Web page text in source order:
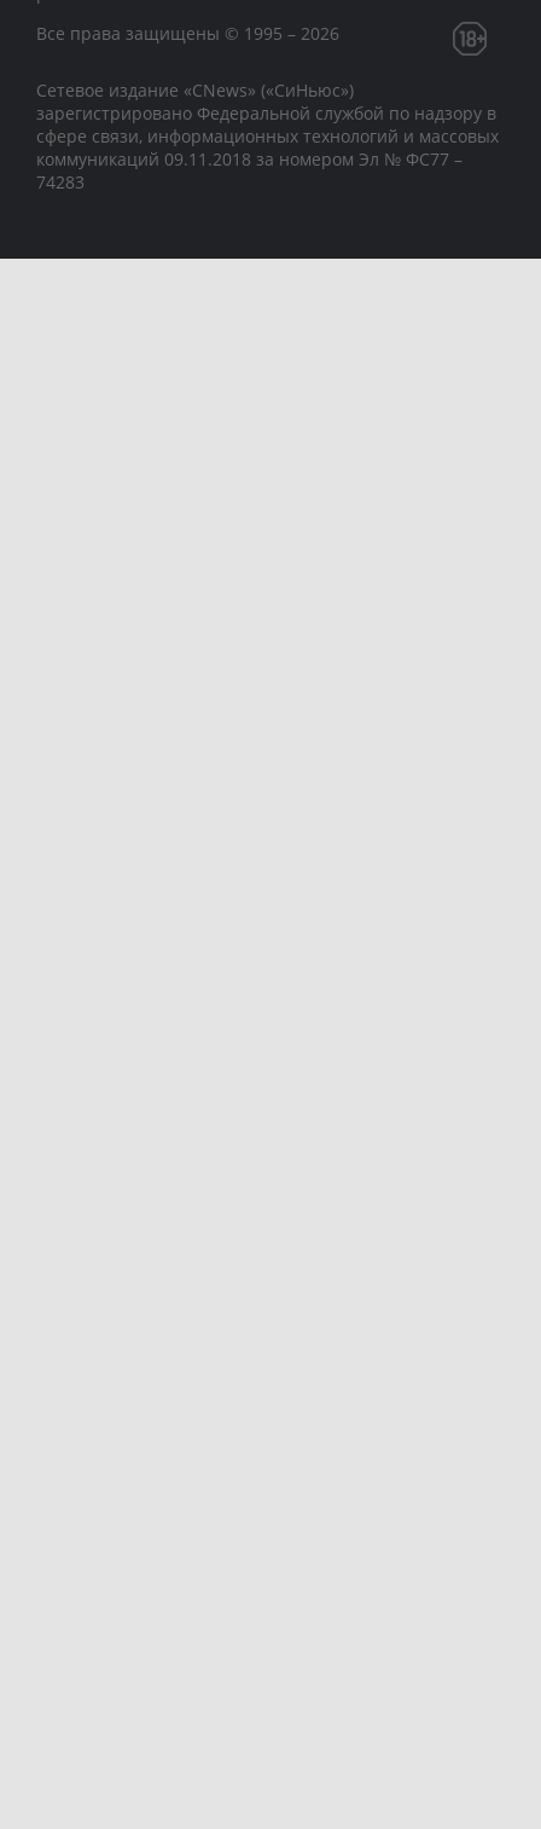
Все права защищены © 1995 – 2026
Сетевое издание «CNews» («СиНьюс»)
зарегистрировано Федеральной службой по надзору в
сфере связи, информационных технологий и массовых
коммуникаций 09.11.2018 за номером Эл № ФС77 –
74283